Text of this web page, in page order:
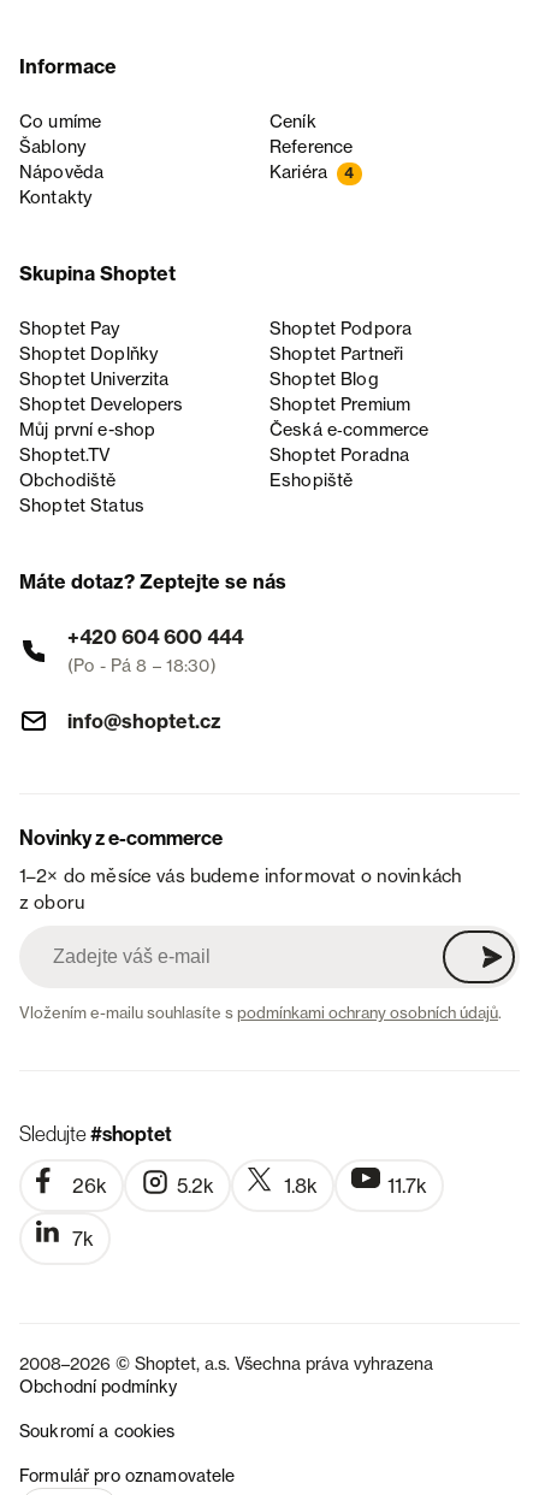
Informace
Co umíme
Ceník
Šablony
Reference
Nápověda
Kariéra 4
Kontakty
Skupina Shoptet
Shoptet Pay
Shoptet Podpora
Shoptet Doplňky
Shoptet Partneři
Shoptet Univerzita
Shoptet Blog
Shoptet Developers
Shoptet Premium
Můj první e-shop
Česká e‑commerce
Shoptet.TV
Shoptet Poradna
Obchodiště
Eshopiště
Shoptet Status
Máte dotaz? Zeptejte se nás
+420 604 600 444
(Po - Pá 8 – 18:30)
info@shoptet.cz
Novinky z e-commerce
1–2× do měsíce vás budeme informovat o novinkách
z oboru
Vložením e-mailu souhlasíte spodmínkami ochrany osobních údajů.
Sledujte#shoptet
26k 5.2k 1.8k 11.7k
7k
2008–2026 © Shoptet, a.s. Všechna práva vyhrazena
Obchodní podmínky
Soukromí a cookies
Formulář pro oznamovatele